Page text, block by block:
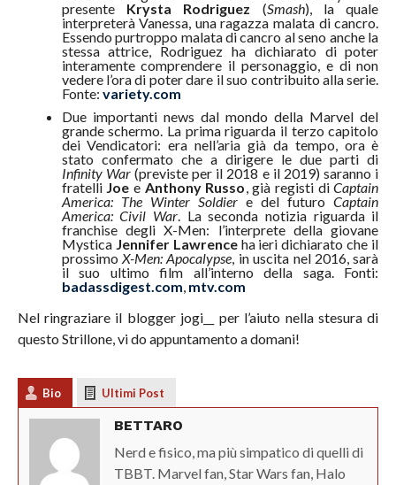
presente Krysta Rodriguez (Smash), la quale
interpreterà Vanessa, una ragazza malata di cancro.
Essendo purtroppo malata di cancro al seno anche la
stessa attrice, Rodriguez ha dichiarato di poter
interamente comprendere il personaggio, e di non
vedere l’ora di poter dare il suo contribuito alla serie.
Fonte: variety.com
Due importanti news dal mondo della Marvel del
grande schermo. La prima riguarda il terzo capitolo
dei Vendicatori: era nell’aria già da tempo, ora è
stato confermato che a dirigere le due parti di
Infinity War(previste per il 2018 e il 2019) saranno i
fratelli Joe e Anthony Russo, già registi diCaptain
America: The Winter Soldiere del futuroCaptain
America: Civil War. La seconda notizia riguarda il
franchise degli X-Men: l’interprete della giovane
Mystica Jennifer Lawrenceha ieri dichiarato che il
prossimo X-Men: Apocalypse, in uscita nel 2016, sarà
il suo ultimo film all’interno della saga. Fonti:
badassdigest.com, mtv.com
Nel ringraziare il blogger jogi__ per l’aiuto nella stesura di
questo Strillone, vi do appuntamento a domani!
Bio Ultimi Post
BETTARO
Nerd e fisico, ma più simpatico di quelli di
TBBT. Marvel fan, Star Wars fan, Halo